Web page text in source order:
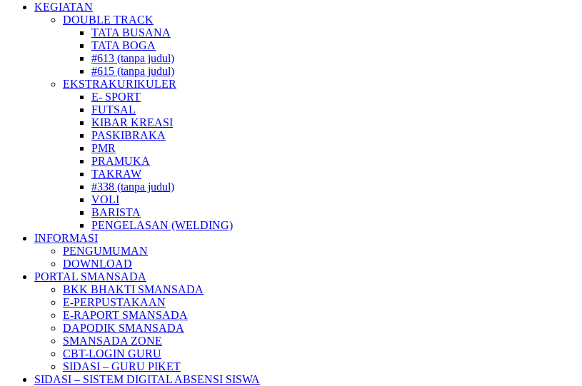
KEGIATAN
DOUBLE TRACK
TATA BUSANA
TATA BOGA
#613 (tanpa judul)
#615 (tanpa judul)
EKSTRAKURIKULER
E- SPORT
FUTSAL
KIBAR KREASI
PASKIBRAKA
PMR
PRAMUKA
TAKRAW
#338 (tanpa judul)
VOLI
BARISTA
PENGELASAN (WELDING)
INFORMASI
PENGUMUMAN
DOWNLOAD
PORTAL SMANSADA
BKK BHAKTI SMANSADA
E-PERPUSTAKAAN
E-RAPORT SMANSADA
DAPODIK SMANSADA
SMANSADA ZONE
CBT-LOGIN GURU
SIDASI – GURU PIKET
SIDASI – SISTEM DIGITAL ABSENSI SISWA